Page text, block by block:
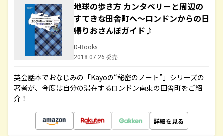
地球の歩き方 カンタベリーと周辺の
すてきな田舎町へ～ロンドンからの日
帰りおさんぽガイド♪
D-Books
2018.07.26 発売
英会話本でおなじみの「Kayoの“秘密のノート”」シリーズの
著者が、今度は自分の滞在するロンドン南東の田舎町をご紹
介！
詳細を見る